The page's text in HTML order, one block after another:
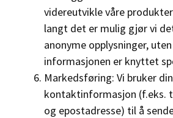
videreutvikle våre
langt det er mulig gjør vi
anonyme opplysninger,
informasjonen er knyttet
Markedsføring: Vi bruker din
kontaktinformasjon (f.eks.
og epostadresse) til å